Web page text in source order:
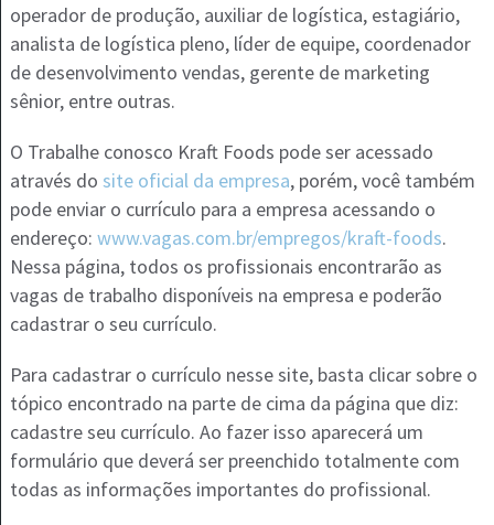
operador de produção, auxiliar de logística, estagiário,
analista de logística pleno, líder de equipe, coordenador
de desenvolvimento vendas, gerente de marketing
sênior, entre outras.
O Trabalhe conosco Kraft Foods pode ser acessado
através do site oficial da empresa, porém, você também
pode enviar o currículo para a empresa acessando o
endereço: www.vagas.com.br/empregos/kraft-foods.
Nessa página, todos os profissionais encontrarão as
vagas de trabalho disponíveis na empresa e poderão
cadastrar o seu currículo.
Para cadastrar o currículo nesse site, basta clicar sobre o
tópico encontrado na parte de cima da página que diz:
cadastre seu currículo. Ao fazer isso aparecerá um
formulário que deverá ser preenchido totalmente com
todas as informações importantes do profissional.